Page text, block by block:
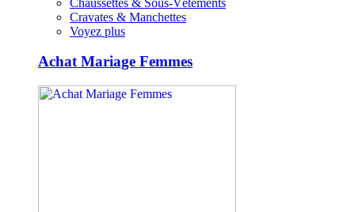
Cravates & Manchettes
Voyez plus
Achat Mariage Femmes